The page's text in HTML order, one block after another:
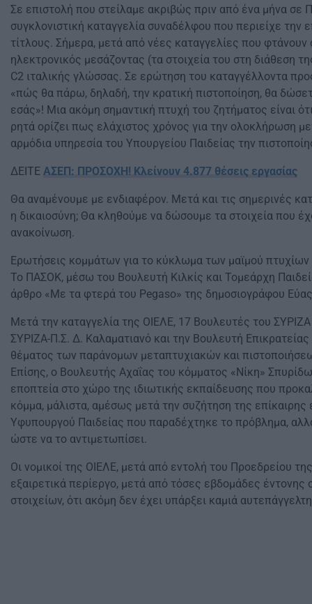
Σε επιστολή που στείλαμε ακριβώς πριν από ένα μήνα
συγκλονιστική καταγγελία συναδέλφου που περιείχε την
τίτλους. Σήμερα, μετά από νέες καταγγελίες που
ηλεκτρονικός μεσάζοντας (τα στοιχεία του στη διάθεση
C2 ιταλικής γλώσσας. Σε ερώτηση του καταγγέλλοντα
«πώς θα πάρω, δηλαδή, την κρατική πιστοποίηση, θα
εσάς»! Μια ακόμη σημαντική πτυχή του ζητήματος είναι
ρητά ορίζει πως ελάχιστος χρόνος για την ολοκλήρωση
αρμόδια υπηρεσία του Υπουργείου Παιδείας την
ΔΕΙΤΕ ΑΣΕΠ: ΠΡΟΣΟΧΗ! Κλείνουν 4.877 θέσεις εργασίας
Θα αναμένουμε με ενδιαφέρον. Μετά και τις σημερινές
η δικαιοσύνη; Θα κληθούμε να δώσουμε τα στοιχεία που
ανακοίνωση.
Ερωτήσεις κομμάτων για το κύκλωμα των μαϊμού
Το ΠΑΣΟΚ, μέσω του Βουλευτή Κιλκίς και Τομεάρχη
άρθρο «Με τα φτερά του Pegaso» της δημοσιογράφου
Μετά την καταγγελία της ΟΙΕΛΕ, 17 Βουλευτές του
ΣΥΡΙΖΑ-Π.Σ. Δ. Καλαματιανό και την Βουλευτή
θέματος των παράνομων μεταπτυχιακών και
Επίσης, ο Βουλευτής Αχαΐας του κόμματος «Νίκη»
εποπτεία στο χώρο της ιδιωτικής εκπαίδευσης που
κόμμα, μάλιστα, αμέσως μετά την συζήτηση της
Υφυπουργού Παιδείας που παραδέχτηκε το πρόβλημα,
ώστε να το αντιμετωπίσει.
Οι νομικοί της ΟΙΕΛΕ, μετά από εντολή του Προεδρείου
εξαιρετικά περίεργο, μετά από τόσες εβδομάδες
στοιχείων, ότι ακόμη δεν έχει υπάρξει καμιά